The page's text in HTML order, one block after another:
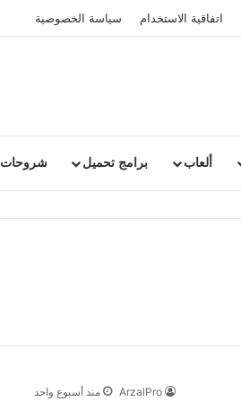
اتفاقية الاستخدام سياسة الخصوصية
ألعاب برامج تحميل شروحات
ArzalPro منذ أسبوع واحد